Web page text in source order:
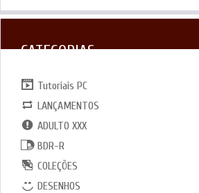
CATEGORIAS
Tutoriais PC
LANÇAMENTOS
ADULTO XXX
BDR-R
COLEÇÕES
DESENHOS